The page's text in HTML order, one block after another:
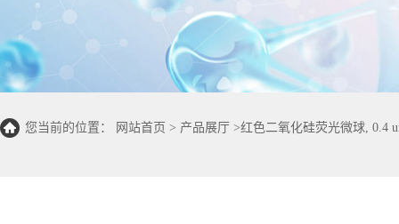
您当前的位置： 网站首页 > 产品展厅 >红色二氧化硅荧光微球, 0.4